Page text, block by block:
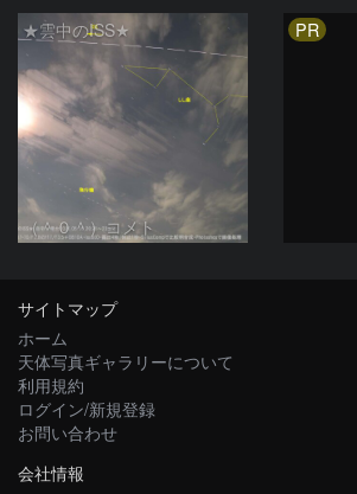
★雲中のISS★
（＾０＾）コメト
PR
サイトマップ
ホーム
天体写真ギャラリーについて
利用規約
ログイン/新規登録
お問い合わせ
会社情報